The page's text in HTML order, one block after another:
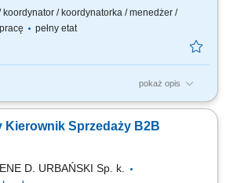
/ koordynatorka / menedżer /
pełny etat
pokaż opis
za poprawne funkcjonowanie podległego
zasobami ludzkimi. ZADANIA NA
i monitorowanie SLA (za pomocą raportów
Kierownik Sprzedaży B2B
D. URBAŃSKI Sp. k.